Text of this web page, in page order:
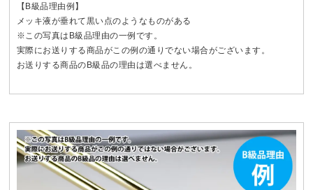
【B級品理由例】
メッキ液が垂れて黒い点のようなものがある
※この写真はB級品理由の一例です。
実際にお送りする商品がこの例の通りでない場合がございます。
お送りする商品のB級品の理由は選べません。